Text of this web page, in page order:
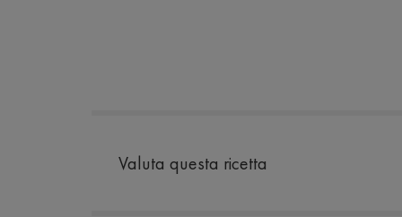
Valuta questa ricetta